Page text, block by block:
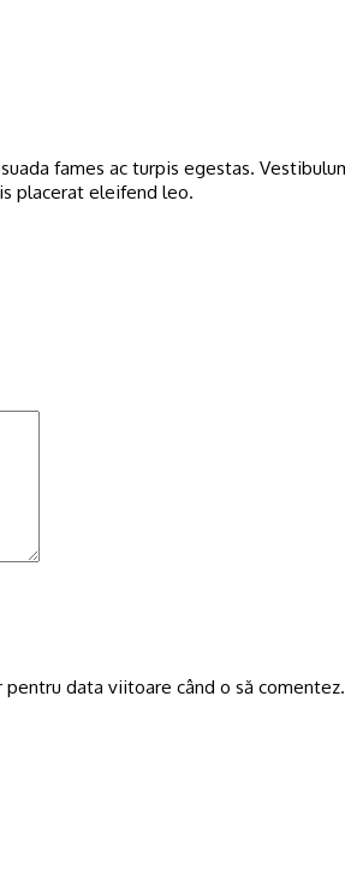
fames ac turpis egestas.
placerat eleifend leo.
data viitoare când o să comentez.